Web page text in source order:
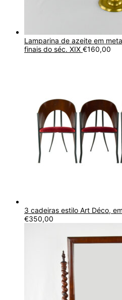
Lamparina de azeite em
finais do séc. XIX €160,00
3 cadeiras estilo Art Déco,
€350,00